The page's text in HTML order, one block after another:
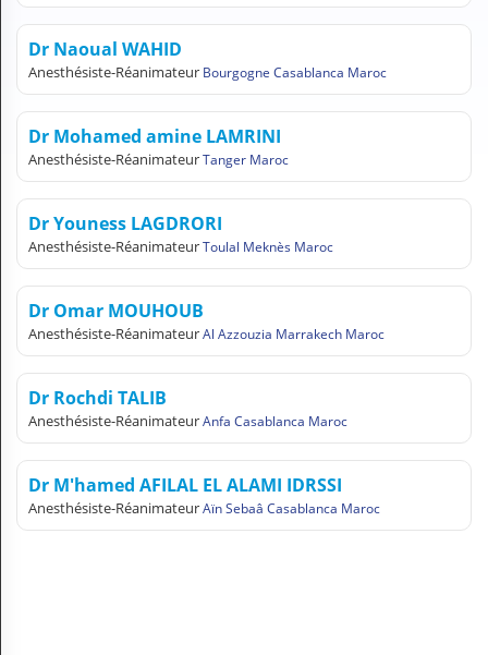
Pharmacie
Médicament
Clinique
Laboratoire
Vétérinaire
M
O
O
M
P
T
FR Français
Dr Naoual WAHID
Anesthésiste-Réanimateur Bourgogne Casablanca Maroc
Dr Mohamed amine LAMRINI
Anesthésiste-RéanimateurTanger Maroc
Dr Youness LAGDRORI
Anesthésiste-RéanimateurToulal Meknès Maroc
Dr Omar MOUHOUB
Anesthésiste-RéanimateurAl Azzouzia Marrakech Maroc
Dr Rochdi TALIB
Anesthésiste-RéanimateurAnfa Casablanca Maroc
Dr M'hamed AFILAL EL ALAMI IDRSSI
Anesthésiste-RéanimateurAïn Sebaâ Casablanca Maroc